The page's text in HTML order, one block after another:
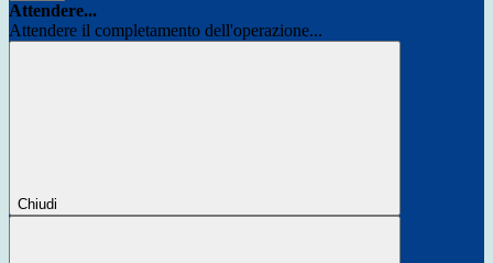
Attendere...
Attendere il completamento dell'operazione...
Chiudi